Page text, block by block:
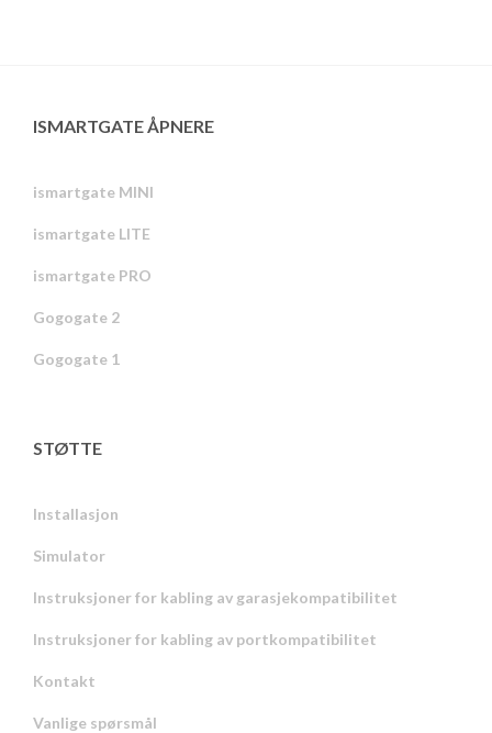
ISMARTGATE ÅPNERE
ismartgate MINI
ismartgate LITE
ismartgate PRO
Gogogate 2
Gogogate 1
STØTTE
Installasjon
Simulator
Instruksjoner for kabling av garasjekompatibilitet
Instruksjoner for kabling av portkompatibilitet
Kontakt
Vanlige spørsmål